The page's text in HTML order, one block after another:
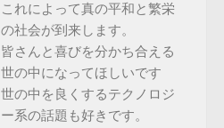
これによって真の平和と繁栄
の社会が到来します。
皆さんと喜びを分かち合える
世の中になってほしいです
世の中を良くするテクノロジ
ー系の話題も好きです。